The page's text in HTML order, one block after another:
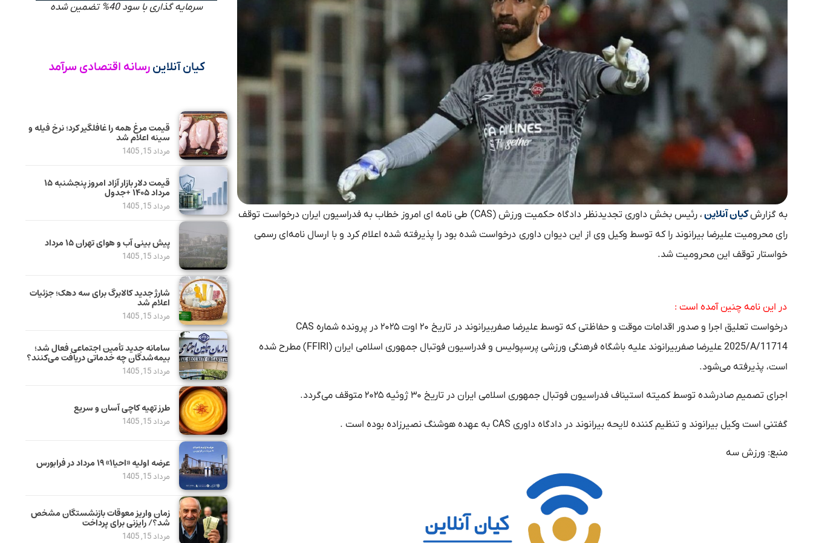
به گزارشکیان آنلاین
، رئیس بخش داوری تجدیدنظر دادگاه حکمیت ورزش (CAS) طی نامه ای امروز خطاب به فدراسیون ایران درخواست توقف
رای محرومیت علیرضا بیرانوند را که توسط وکیل وی از این دیوان داوری درخواست شده بود را پذیرفته شده اعلام کرد و با ارسال نامه‌ای رسمی
خواستار توقف این محرومیت شد.
در این نامه چنین آمده است :
درخواست تعلیق اجرا و صدور اقدامات موقت و حفاظتی که توسط علیرضا صفربیرانوند در تاریخ ۲۰ اوت ۲۰۲۵ در پرونده شماره CAS
2025/A/11714 علیرضا صفربیرانوند علیه باشگاه فرهنگی ورزشی پرسپولیس و فدراسیون فوتبال جمهوری اسلامی ایران (FFIRI) مطرح شده
است، پذیرفته می‌شود.
اجرای تصمیم صادرشده توسط کمیته استیناف فدراسیون فوتبال جمهوری اسلامی ایران در تاریخ ۳۰ ژوئیه ۲۰۲۵ متوقف می‌گردد.
گفتنی است وکیل بیرانوند و تنظیم کننده لایحه بیرانوند در دادگاه داوری CAS به عهده هوشنگ نصیرزاده بوده است .
منبع: ورزش سه
سرمایه گذاری با سود 40% تضمین شده
کیان آنلاین رسانه اقتصادی سرآمد
قیمت مرغ همه را غافلگیر کرد؛ نرخ فیله و
سینه اعلام شد
مرداد 15, 1405
قیمت دلار بازار آزاد امروز پنجشنبه ۱۵
مرداد ۱۴۰۵ +جدول
مرداد 15, 1405
پیش بینی آب و هوای تهران ۱۵ مرداد
مرداد 15, 1405
شارژ جدید کالابرگ برای سه دهک؛ جزئیات
اعلام شد
مرداد 15, 1405
سامانه جدید تأمین اجتماعی فعال شد؛
بیمه‌شدگان چه خدماتی دریافت می‌کنند؟
مرداد 15, 1405
طرز تهیه کاچی آسان و سریع
مرداد 15, 1405
عرضه اولیه «احیا۱» ۱۹ مرداد در فرابورس
مرداد 15, 1405
زمان واریز معوقات بازنشستگان مشخص
شد؟/ رایزنی برای پرداخت
مرداد 15, 1405